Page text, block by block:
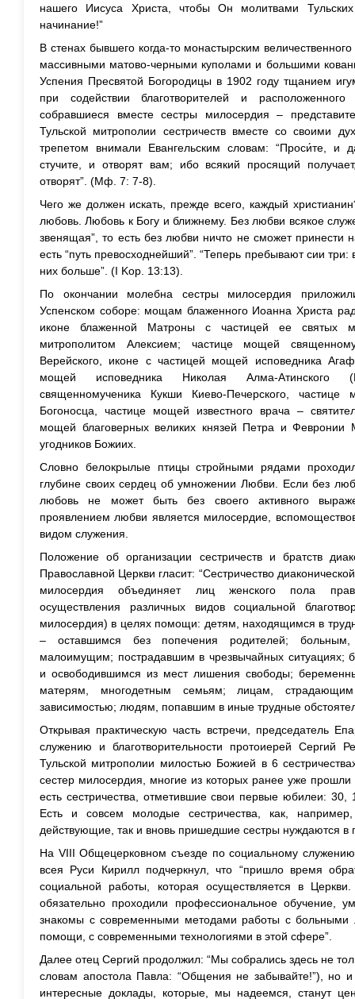
нашего Иисуса Христа, чтобы Он молитвами
начинание!”
В стенах бывшего когда-то монастырским
массивными матово-черными куполами и большими
Успения Пресвятой Богородицы в 1902 году тщанием
при содействии благотворителей и
собравшиеся вместе сестры милосердия –
Тульской митрополии сестричеств вместе со своими
трепетом внимали Евангельским словам: “Проси́те,
стучите, и отворят вам; ибо всякий просящий
отворят”. (Мф. 7: 7-8).
Чего же должен искать, прежде всего, каждый
любовь. Любовь к Богу и ближнему. Без любви всякое
звенящая”, то есть без любви ничто не сможет
есть “путь превосходнейший”. “Теперь пребывают сии
них больше”. (I Kop. 13:13).
По окончании молебна сестры милосердия
Успенском соборе: мощам блаженного Иоанна Христа
иконе блаженной Матроны с частицей ее святых
митрополитом Алексием; частице мощей
Верейского, иконе с частицей мощей исповедника
мощей исповедника Николая Алма-Атинского
священномученика Кукши Киево-Печерского,
Богоносца, частице мощей известного врача –
мощей благоверных великих князей Петра и Февронии
угодников Божиих.
Словно белокрылые птицы стройными рядами
глубине своих сердец об умножении Любви. Если без
любовь не может быть без своего активного
проявлением любви является милосердие,
видом служения.
Положение об организации сестричеств и братств
Православной Церкви гласит: “Сестричество
милосердия объединяет лиц женского пола
осуществления различных видов социальной
милосердия) в целях помощи: детям, находящимся в
– оставшимся без попечения родителей;
малоимущим; пострадавшим в чрезвычайных
и освободившимся из мест лишения свободы;
матерям, многодетным семьям; лицам, страдающим
зависимостью; людям, попавшим в иные трудные
Открывая практическую часть встречи, председатель
служению и благотворительности протоиерей Сергий
Тульской митрополии милостью Божией в 6
сестер милосердия, многие из которых ранее уже прошли
есть сестричества, отметившие свои первые юбилеи:
Есть и совсем молодые сестричества, как,
действующие, так и вновь пришедшие сестры нуждаются в
На VIII Общецерковном съезде по социальному
всея Руси Кирилл подчеркнул, что “пришло время
социальной работы, которая осуществляется в
обязательно проходили профессиональное обучение,
знакомы с современными методами работы с больными
помощи, с современными технологиями в этой сфере”.
Далее отец Сергий продолжил: “Мы собрались здесь не
словам апостола Павла: “Общения не забывайте!”), но
интересные доклады, которые, мы надеемся, станут